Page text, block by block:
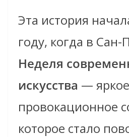
Эта история
году, когда в
Неделя
искусства —
провокационное
которое стало